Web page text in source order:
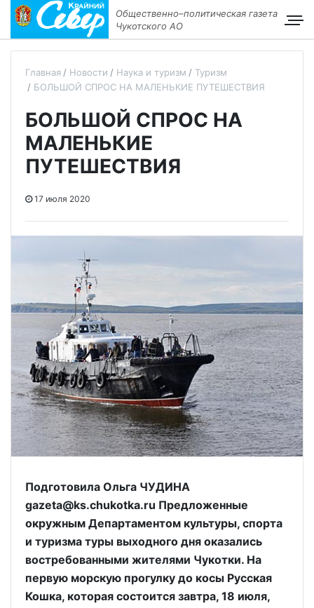
Общественно–политическая газета
Чукотского АО
Главная Новости Наука и туризм
Туризм
БОЛЬШОЙ СПРОС НА МАЛЕНЬКИЕ ПУТЕШЕСТВИЯ
БОЛЬШОЙ СПРОС НА
МАЛЕНЬКИЕ
ПУТЕШЕСТВИЯ
17 июля 2020
Подготовила Ольга ЧУДИНА
gazeta@ks.chukotka.ru Предложенные
окружным Департаментом культуры, спорта
и туризма туры выходного дня оказались
востребованными жителями Чукотки. На
первую морскую прогулку до косы Русская
Кошка, которая состоится завтра, 18 июля,